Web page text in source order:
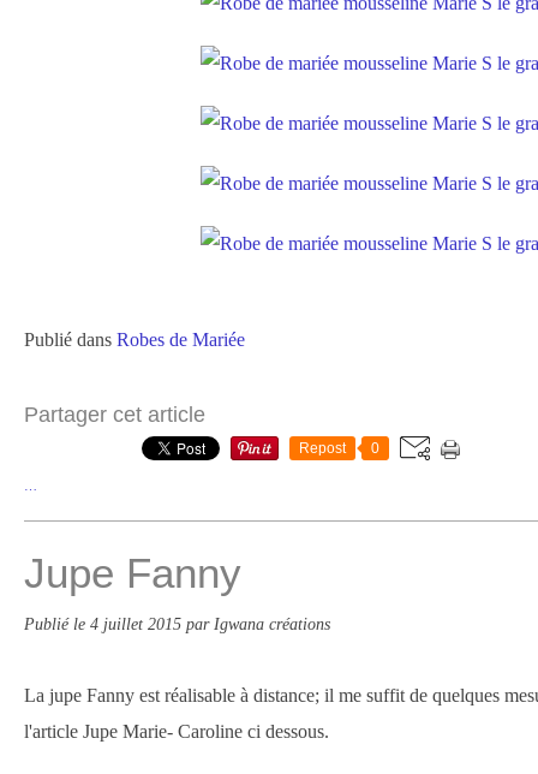
Publié dans Robes de Mariée
Partager cet article
Repost 0
Jupe Fanny
Publié le 4 juillet 2015 par Igwana créations
La jupe Fanny est réalisable à distance; il me suffit de quelques
l'article Jupe Marie- Caroline ci dessous.